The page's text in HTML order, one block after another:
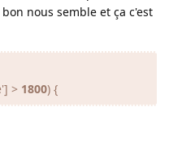
nous semble et ça c'est
> 1800) {